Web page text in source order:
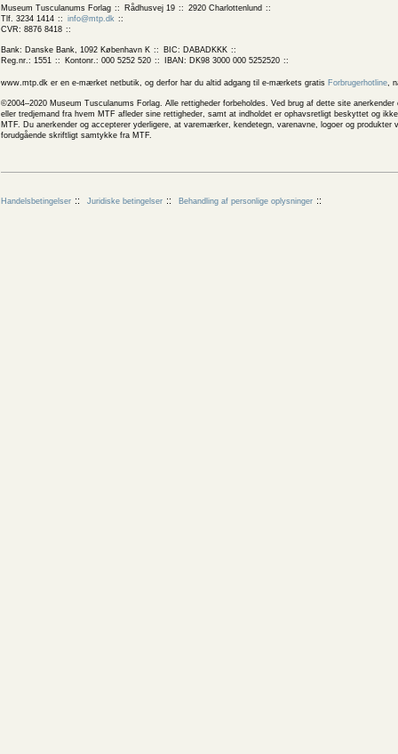
Museum Tusculanums Forlag Rådhusvej 19
2920 Charlottenlund
Tlf. 3234 1414
info@mtp.dk
CVR: 8876 8418
Bank: Danske Bank, 1092 København K
BIC: DABADKKK
Reg.nr.: 1551
Kontonr.: 000 5252 520 IBAN: DK98 3000 000 5252520
www.mtp.dk er en e-mærket netbutik, og derfor har du altid adgang til e-mærkets gratis Forbrugerhotline,
©2004–2020 Museum Tusculanums Forlag. Alle rettigheder forbeholdes. Ved brug af dette site
eller tredjemand fra hvem MTF afleder sine rettigheder, samt at indholdet er ophavsretligt beskyttet og
MTF. Du anerkender og accepterer yderligere, at varemærker, kendetegn, varenavne, logoer og
forudgående skriftligt samtykke fra MTF.
Handelsbetingelser Juridiske betingelser Behandling af personlige oplysninger